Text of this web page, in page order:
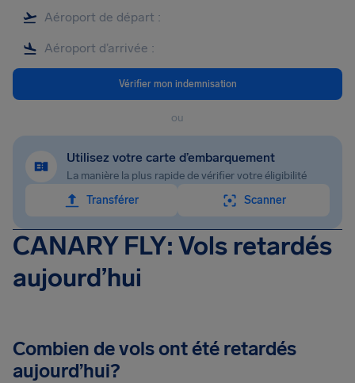
Vérifier mon indemnisation
ou
Utilisez votre carte d’embarquement
La manière la plus rapide de vérifier votre éligibilité
Transférer
Scanner
CANARY FLY: Vols retardés
aujourd’hui
Combien de vols ont été retardés
aujourd’hui?